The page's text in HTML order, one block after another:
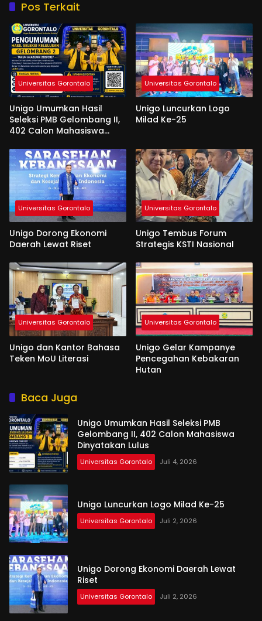
Pos Terkait
Universitas Gorontalo
Unigo Umumkan Hasil
Seleksi PMB Gelombang II,
402 Calon Mahasiswa
Universitas Gorontalo
Unigo Luncurkan Logo
Milad Ke-25
Universitas Gorontalo
Unigo Dorong Ekonomi
Daerah Lewat Riset
Universitas Gorontalo
Unigo Tembus Forum
Strategis KSTI Nasional
Universitas Gorontalo
Unigo dan Kantor Bahasa
Teken MoU Literasi
Universitas Gorontalo
Unigo Gelar Kampanye
Pencegahan Kebakaran
Hutan
Baca Juga
Unigo Umumkan Hasil Seleksi PMB
Gelombang II, 402 Calon Mahasiswa
Dinyatakan Lulus
Universitas Gorontalo Juli 4, 2026
Unigo Luncurkan Logo Milad Ke-25
Universitas Gorontalo Juli 2, 2026
Unigo Dorong Ekonomi Daerah Lewat
Riset
Universitas Gorontalo Juli 2, 2026